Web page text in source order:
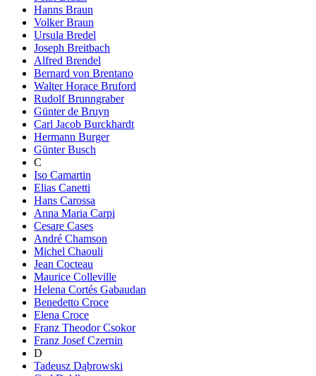
Hanns Braun
Volker Braun
Ursula Bredel
Joseph Breitbach
Alfred Brendel
Bernard von Brentano
Walter Horace Bruford
Rudolf Brunngraber
Günter de Bruyn
Carl Jacob Burckhardt
Hermann Burger
Günter Busch
C
Iso Camartin
Elias Canetti
Hans Carossa
Anna Maria Carpi
Cesare Cases
André Chamson
Michel Chaouli
Jean Cocteau
Maurice Colleville
Helena Cortés Gabaudan
Benedetto Croce
Elena Croce
Franz Theodor Csokor
Franz Josef Czernin
D
Tadeusz Dąbrowski